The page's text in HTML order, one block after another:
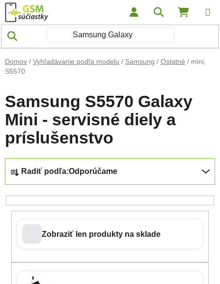
Prejsť na obsah Hľadať
Domov / Vyhľadávanie podľa modelu / Samsung / Ostatné / mini,
S5570
Samsung S5570 Galaxy
Mini - servisné diely a
príslušenstvo
Radiť podľa:Odporúčame
Zobraziť len produkty na sklade